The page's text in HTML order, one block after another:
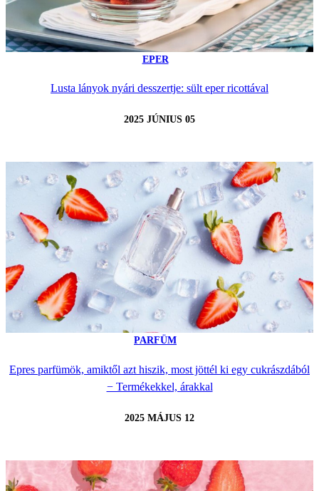
EPER
Lusta lányok nyári desszertje: sült eper ricottával
2025 JÚNIUS 05
PARFÜM
Epres parfümök, amiktől azt hiszik, most jöttél ki egy cukrászdából
− Termékekkel, árakkal
2025 MÁJUS 12